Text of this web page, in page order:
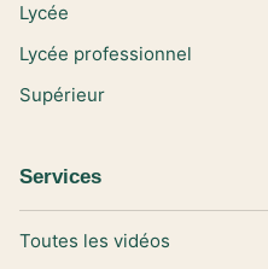
Lycée
Lycée professionnel
Supérieur
Services
Toutes les vidéos